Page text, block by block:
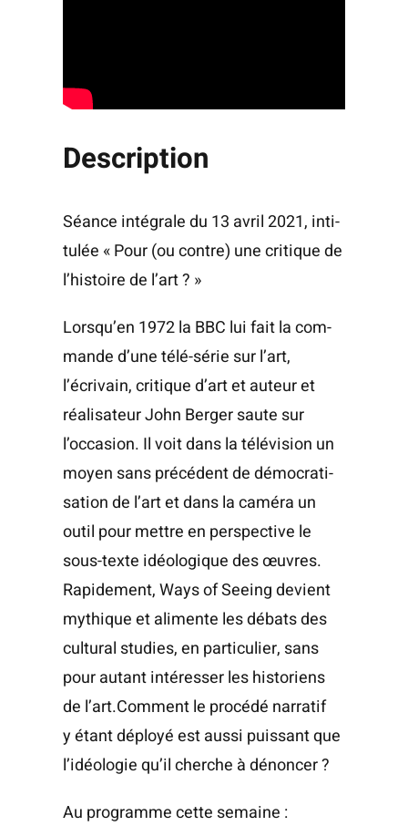
Description
Séance inté­grale du 13 avril 2021, inti­
tu­lée « Pour (ou contre) une cri­tique de
l’histoire de l’art ? »
Lorsqu’en 1972 la BBC lui fait la com­
mande d’une télé-série sur l’art,
l’écrivain, cri­tique d’art et auteur et
réa­li­sa­teur John Ber­ger saute sur
l’occasion. Il voit dans la télé­vi­sion un
moyen sans pré­cé­dent de démo­cra­ti­
sa­tion de l’art et dans la camé­ra un
outil pour mettre en pers­pec­tive le
sous-texte idéo­lo­gique des œuvres.
Rapi­de­ment, Ways of Seeing devient
mythique et ali­mente les débats des
cultu­ral stu­dies, en par­ti­cu­lier, sans
pour autant inté­res­ser les his­to­riens
de l’art.Comment le pro­cé­dé nar­ra­tif
y étant déployé est aus­si puis­sant que
l’idéologie qu’il cherche à dénoncer ?
Au pro­gramme cette semaine :